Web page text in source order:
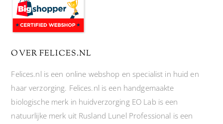
OVER FELICES.NL
Felices.nl is een online webshop en specialist in huid en
haar verzorging. Felices.nl is een handgemaakte
biologische merk in huidverzorging EO Lab is een
natuurlijke merk uit Rusland Lunel Professional is een